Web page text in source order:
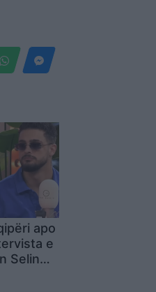
apo
e
Selin